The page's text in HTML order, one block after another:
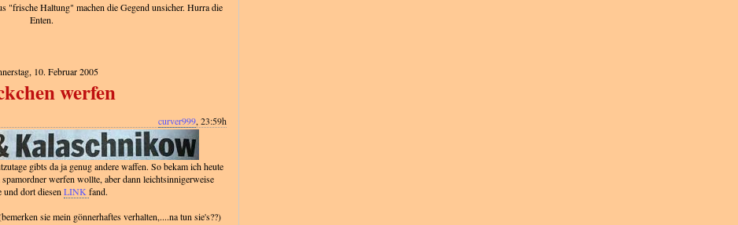
"frische Haltung" machen die Gegend unsicher. Hurra die
Enten.
10. Februar 2005
werfen
curver999, 23:59h
gibts da ja genug andere waffen. So bekam ich heute
werfen wollte, aber dann leichtsinnigerweise
und dort diesen LINK fand.
sie mein gönnerhaftes verhalten,....na tun sie's??)